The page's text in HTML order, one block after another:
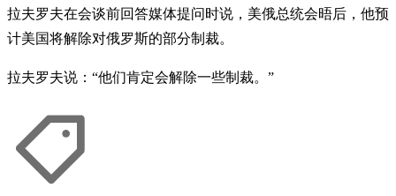
拉夫罗夫在会谈前回答媒体提问时说，美俄总统会晤后，他预
计美国将解除对俄罗斯的部分制裁。
拉夫罗夫说：“他们肯定会解除一些制裁。”